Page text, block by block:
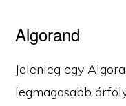
Algorand
Jelenleg egy
legmagasabb